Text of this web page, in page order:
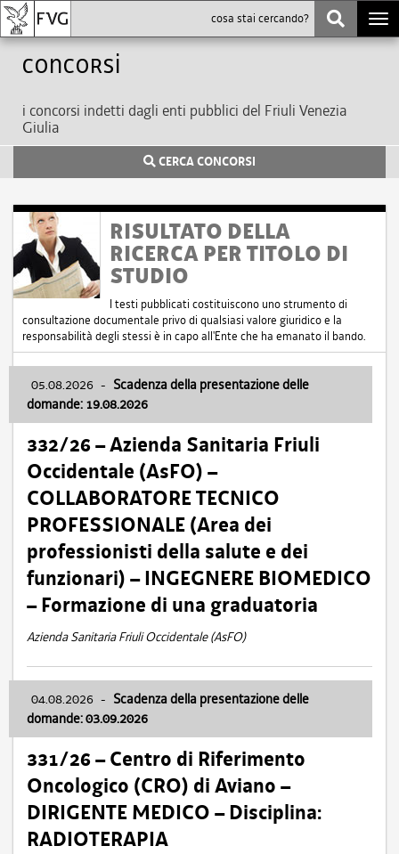
Concorsi
i concorsi indetti dagli enti pubblici del Friuli Venezia
Giulia
CERCA CONCORSI
RISULTATO DELLA
RICERCA PER TITOLO DI
STUDIO
I testi pubblicati costituiscono uno strumento di
consultazione documentale privo di qualsiasi valore giuridico e la
responsabilità degli stessi è in capo all'Ente che ha emanato il bando.
05.08.2026 - Scadenza della presentazione delle
domande: 19.08.2026
332/26 – Azienda Sanitaria Friuli
Occidentale (AsFO) –
COLLABORATORE TECNICO
PROFESSIONALE (Area dei
professionisti della salute e dei
funzionari) – INGEGNERE BIOMEDICO
– Formazione di una graduatoria
Azienda Sanitaria Friuli Occidentale (AsFO)
04.08.2026 - Scadenza della presentazione delle
domande: 03.09.2026
331/26 – Centro di Riferimento
Oncologico (CRO) di Aviano –
DIRIGENTE MEDICO – Disciplina:
RADIOTERAPIA